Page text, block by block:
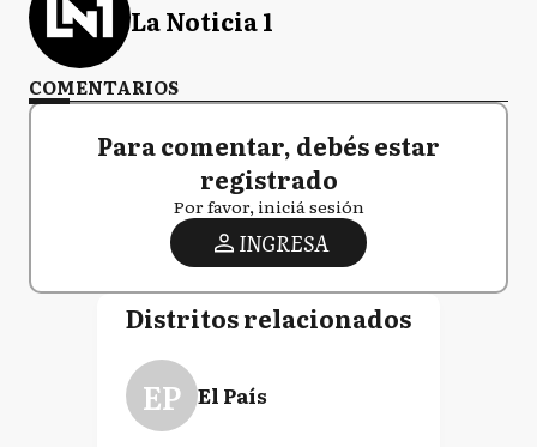
La Noticia 1
COMENTARIOS
Para comentar, debés estar
registrado
Por favor, iniciá sesión
INGRESA
Distritos relacionados
EP El País